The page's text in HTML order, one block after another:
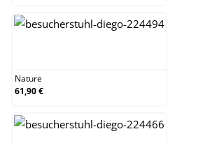
Nature
61,90 €